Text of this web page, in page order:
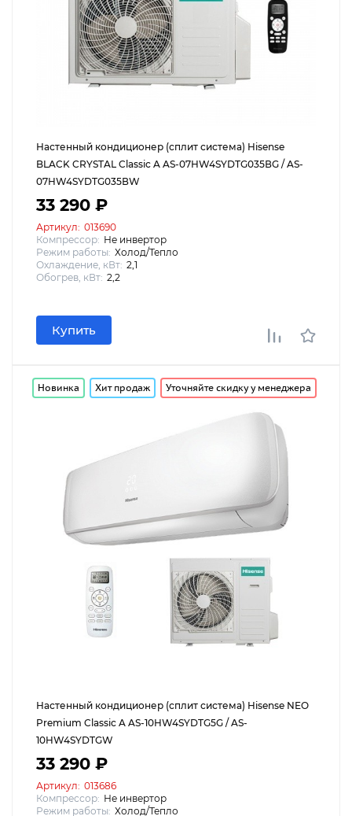
Настенный кондиционер (сплит система) Hisense
BLACK CRYSTAL Classic A AS-07HW4SYDTG035ВG / AS-
07HW4SYDTG035ВW
33 290 ₽
Артикул: 013690
Компрессор: Не инвертор
Режим работы: Холод/Тепло
Охлаждение, кВт: 2,1
Обогрев, кВт: 2,2
Купить
Новинка Хит продаж Уточняйте скидку у менеджера
Настенный кондиционер (сплит система) Hisense NEO
Premium Classic A AS-10HW4SYDTG5G / AS-
10HW4SYDTGW
33 290 ₽
Артикул: 013686
Компрессор: Не инвертор
Режим работы: Холод/Тепло